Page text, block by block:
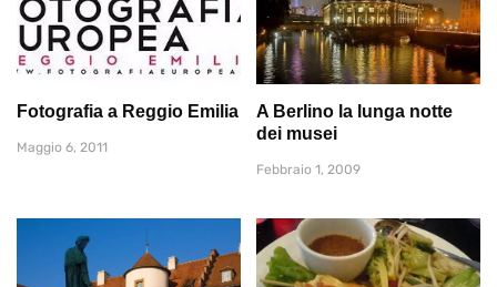
Fotografia a Reggio Emilia
Maggio 6, 2011
A Berlino la lunga notte
dei musei
Febbraio 1, 2009